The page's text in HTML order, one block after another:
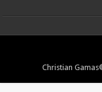
Christian